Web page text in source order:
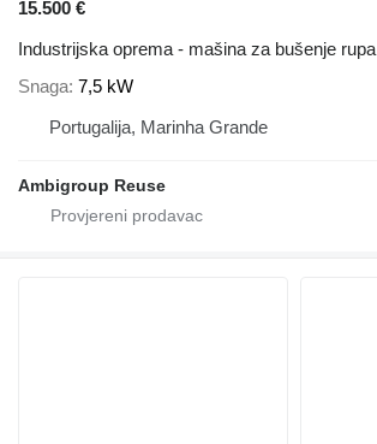
15.500 €
Industrijska oprema - mašina za bušenje rupa
Snaga 7,5 kW
Portugalija, Marinha Grande
Ambigroup Reuse